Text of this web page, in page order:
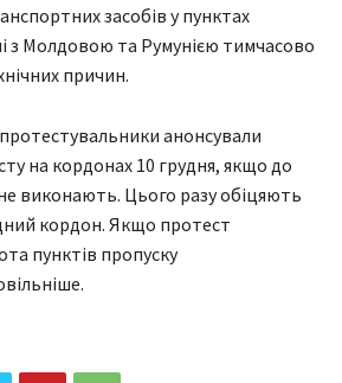
засобів у пунктах
з Молдовою та Румунією тимчасово
причин.
анонсували
на кордонах 10 грудня, якщо до
не виконають. Цього разу обіцяють
кордон. Якщо протест
пунктів пропуску